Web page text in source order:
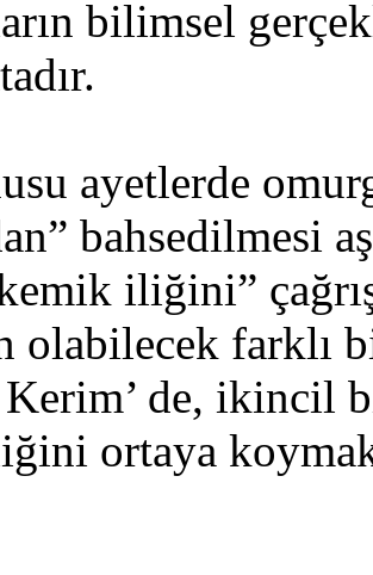
bilimsel
ayetlerde
bahsedilmesi
iliğini”
olabilecek farklı
de, ikincil
ortaya